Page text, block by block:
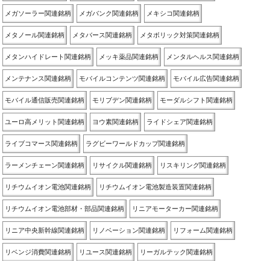
メガソーラー関連銘柄 メガバンク関連銘柄 メキシコ関連銘柄
メタノール関連銘柄 メタバース関連銘柄 メタボリック対策関連銘柄
メタンハイドレート関連銘柄 メッキ薬品関連銘柄 メンタルヘルス関連銘柄
メンテナンス関連銘柄 モバイルコンテンツ関連銘柄 モバイル広告関連銘柄
モバイル通信販売関連銘柄 モリブデン関連銘柄 モーダルシフト関連銘柄
ユーロ高メリット関連銘柄 ヨウ素関連銘柄 ライドシェア関連銘柄
ライブコマース関連銘柄 ラグビーワールドカップ関連銘柄
ラーメンチェーン関連銘柄 リサイクル関連銘柄 リスキリング関連銘柄
リチウムイオン電池関連銘柄 リチウムイオン電池製造装置関連銘柄
リチウムイオン電池部材・部品関連銘柄 リニアモーターカー関連銘柄
リニア中央新幹線関連銘柄 リノベーション関連銘柄 リフォーム関連銘柄
リベンジ消費関連銘柄 リユース関連銘柄 リーガルテック関連銘柄